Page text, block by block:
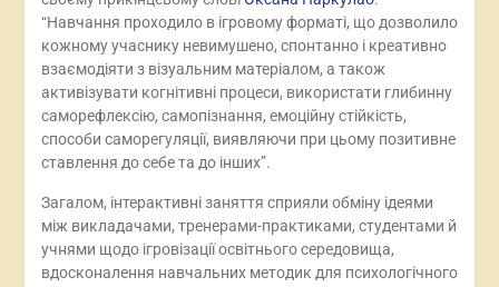
“Навчання проходило в ігровому форматі, що дозволило
кожному учаснику невимушено, спонтанно і креативно
взаємодіяти з візуальним матеріалом, а також
активізувати когнітивні процеси, використати глибинну
саморефлексію, самопізнання, емоційну стійкість,
способи саморегуляції, виявляючи при цьому позитивне
ставлення до себе та до інших”.
Загалом, інтерактивні заняття сприяли обміну ідеями
між викладачами, тренерами-практиками, студентами й
учнями щодо ігровізації освітнього середовища,
вдосконалення навчальних методик для психологічного